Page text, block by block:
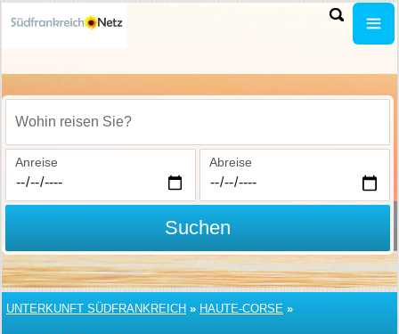
Wohin reisen Sie?
Anreise Abreise
Suchen
UNTERKUNFT SÜDFRANKREICH » HAUTE-CORSE »